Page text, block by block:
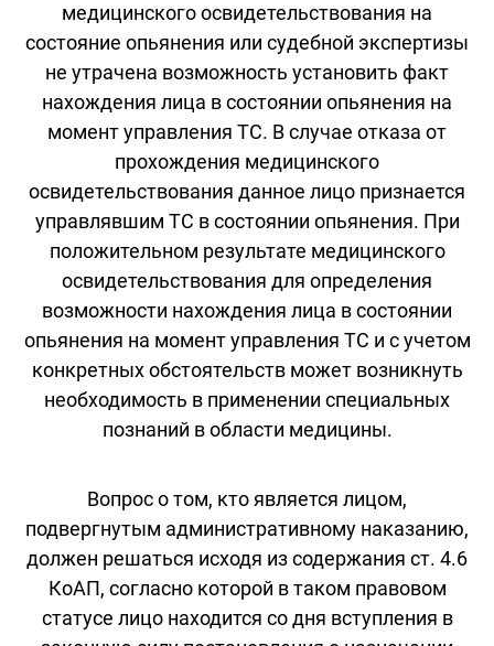
медицинского освидетельствования на
состояние опьянения или судебной экспертизы
не утрачена возможность установить факт
нахождения лица в состоянии опьянения на
момент управления ТС. В случае отказа от
прохождения медицинского
освидетельствования данное лицо признается
управлявшим ТС в состоянии опьянения. При
положительном результате медицинского
освидетельствования для определения
возможности нахождения лица в состоянии
опьянения на момент управления ТС и с учетом
конкретных обстоятельств может возникнуть
необходимость в применении специальных
познаний в области медицины.
Вопрос о том, кто является лицом,
подвергнутым административному наказанию,
должен решаться исходя из содержания ст. 4.6
КоАП, согласно которой в таком правовом
статусе лицо находится со дня вступления в